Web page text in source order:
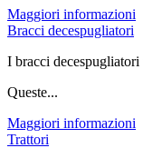
Maggiori informazioni
Bracci decespugliatori
I bracci
Queste...
Maggiori informazioni
Trattori